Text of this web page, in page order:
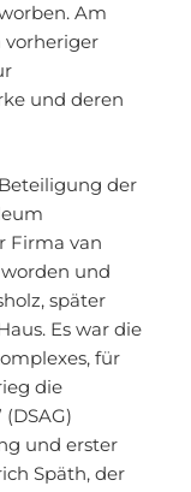
Am
vorheriger
und deren
der
Firma van
und
später
Es war die
für
die
und erster
Späth, der